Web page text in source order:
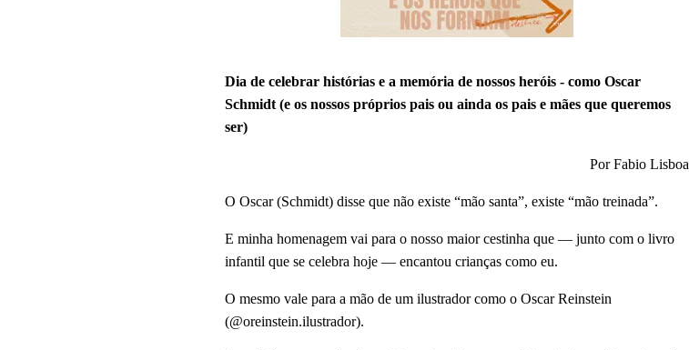
Dia de celebrar histórias e a memória de nossos heróis - como Oscar
Schmidt (e os nossos próprios pais ou ainda os pais e mães que queremos
ser)
Por Fabio Lisboa
O Oscar (Schmidt) disse que não existe “mão santa”, existe “mão treinada”.
E minha homenagem vai para o nosso maior cestinha que — junto com o livro
infantil que se celebra hoje — encantou crianças como eu.
O mesmo vale para a mão de um ilustrador como o Oscar Reinstein
(@oreinstein.ilustrador).